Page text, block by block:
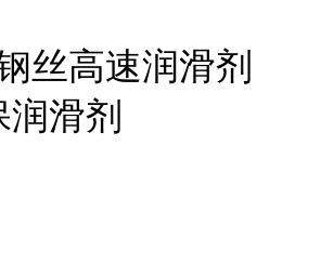
钢丝高速润滑剂
滑剂